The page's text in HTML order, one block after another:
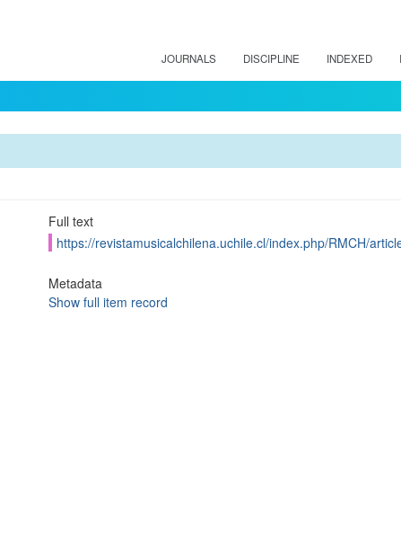
JOURNALS DISCIPLINE INDEXED
Full text
https://revistamusicalchilena.uchile.cl/index.php/RMCH/
Metadata
Show full item record